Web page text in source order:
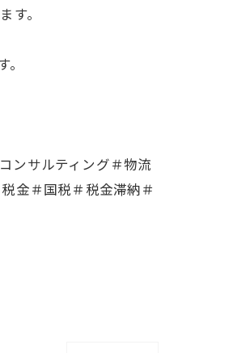
す。
ンサルティング＃物流
金＃国税＃税金滞納＃